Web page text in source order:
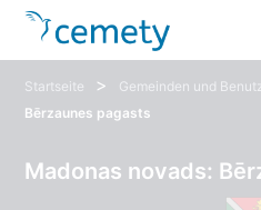
Startseite > Gemeinden und
Bērzaunes pagasts
Madonas novads: